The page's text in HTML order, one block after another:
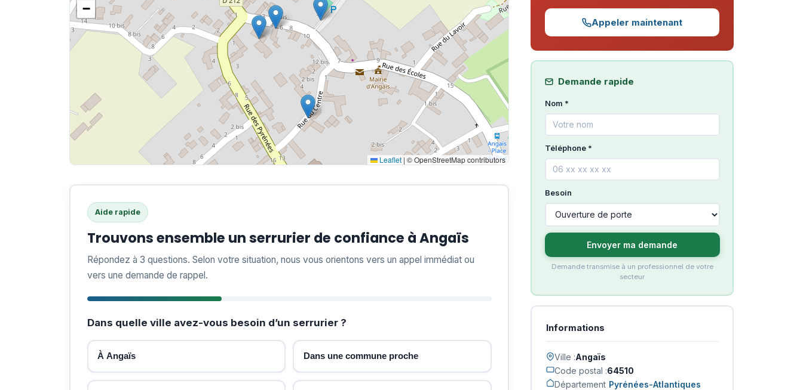
−
Leaflet | © OpenStreetMap contributors
Aide rapide
Trouvons ensemble un serrurier de confiance à Angaïs
Répondez à 3 questions. Selon votre situation, nous vous orientons vers un appel immédiat ou
vers une demande de rappel.
Dans quelle ville avez-vous besoin d’un serrurier ?
À Angaïs Dans une commune proche
Appeler maintenant
Demande rapide
Nom *
Téléphone *
Besoin
Envoyer ma demande
Demande transmise à un professionnel de votre
secteur
Informations
Ville :Angaïs
Code postal :64510
Département Pyrénées-Atlantiques